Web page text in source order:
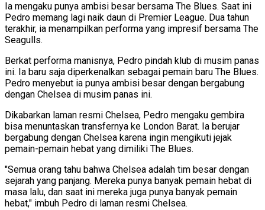
Ia mengaku punya ambisi besar bersama The Blues. Saat ini
Pedro memang lagi naik daun di Premier League. Dua tahun
terakhir, ia menampilkan performa yang impresif bersama The
Seagulls.
Berkat performa manisnya, Pedro pindah klub di musim panas
ini. Ia baru saja diperkenalkan sebagai pemain baru The Blues.
Pedro menyebut ia punya ambisi besar dengan bergabung
dengan Chelsea di musim panas ini.
Dikabarkan laman resmi Chelsea, Pedro mengaku gembira
bisa menuntaskan transfernya ke London Barat. Ia berujar
bergabung dengan Chelsea karena ingin mengikuti jejak
pemain-pemain hebat yang dimiliki The Blues.
"Semua orang tahu bahwa Chelsea adalah tim besar dengan
sejarah yang panjang. Mereka punya banyak pemain hebat di
masa lalu, dan saat ini mereka juga punya banyak pemain
hebat," imbuh Pedro di laman resmi Chelsea.